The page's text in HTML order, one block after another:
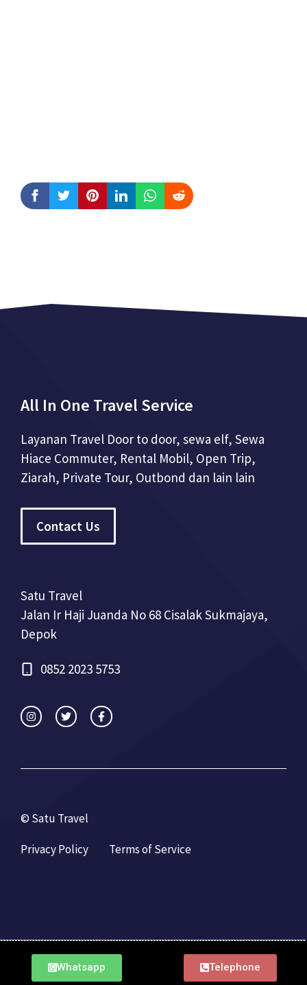
All In One Travel Service
Layanan Travel Door to door, sewa elf, Sewa
Hiace Commuter, Rental Mobil, Open Trip,
Ziarah, Private Tour, Outbond dan lain lain
Contact Us
Satu Travel
Jalan Ir Haji Juanda No 68 Cisalak Sukmajaya,
Depok
0852 2023 5753
© Satu Travel
Privacy Policy Terms of Service
Whatsapp Telephone